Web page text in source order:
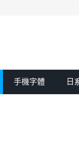
手機字體 日